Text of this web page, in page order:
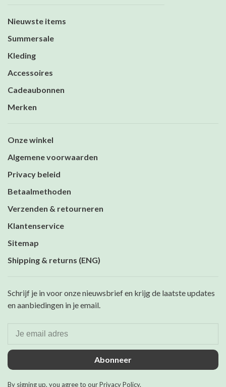
Nieuwste items
Summersale
Kleding
Accessoires
Cadeaubonnen
Merken
Onze winkel
Algemene voorwaarden
Privacy beleid
Betaalmethoden
Verzenden & retourneren
Klantenservice
Sitemap
Shipping & returns (ENG)
Schrijf je in voor onze nieuwsbrief en krijg de laatste updates
en aanbiedingen in je email.
Abonneer
By signing up, you agree to our Privacy Policy.